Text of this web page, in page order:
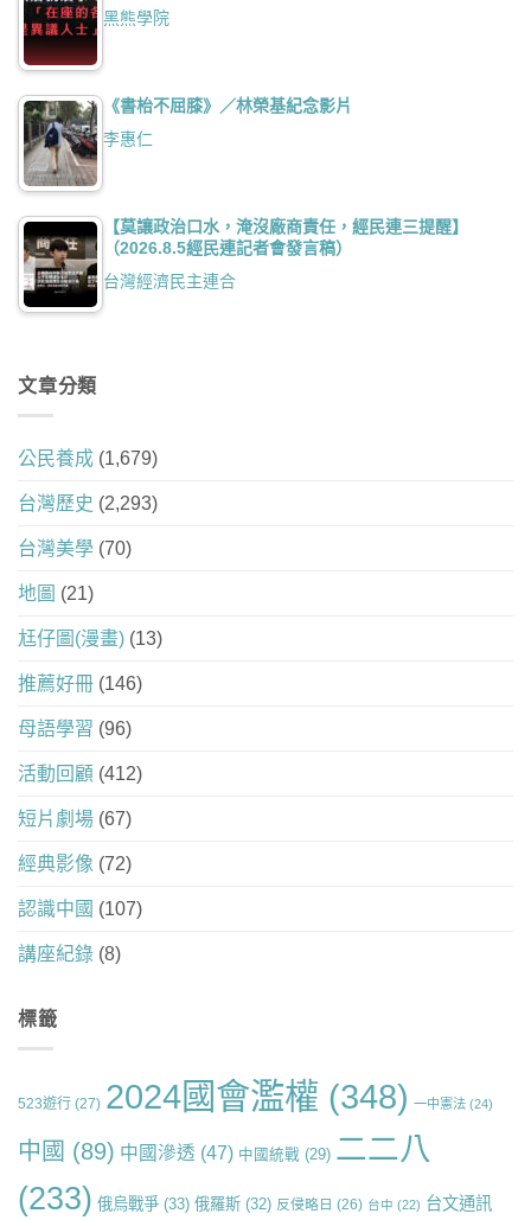
黑熊學院
《書枱不屈膝》／林榮基紀念影片
李惠仁
【莫讓政治口水，淹沒廠商責任，經民連三提醒】
（2026.8.5經民連記者會發言稿）
台灣經濟民主連合
文章分類
公民養成 (1,679)
台灣歷史 (2,293)
台灣美學 (70)
地圖 (21)
尪仔圖(漫畫) (13)
推薦好冊 (146)
母語學習 (96)
活動回顧 (412)
短片劇場 (67)
經典影像 (72)
認識中國 (107)
講座紀錄 (8)
標籤
523遊行 (27) 2024國會濫權 (348) 一中憲法 (24)
中國 (89) 中國滲透 (47) 中國統戰 (29) 二二八
(233) 俄烏戰爭 (33) 俄羅斯 (32) 反侵略日 (26) 台中 (22) 台文通訊